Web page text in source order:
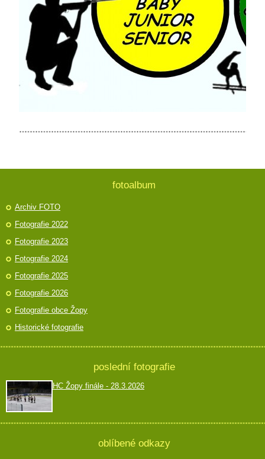
fotoalbum
Archiv FOTO
Fotografie 2022
Fotografie 2023
Fotografie 2024
Fotografie 2025
Fotografie 2026
Fotografie obce Žopy
Historické fotografie
poslední fotografie
HC Žopy finále - 28.3.2026
oblíbené odkazy